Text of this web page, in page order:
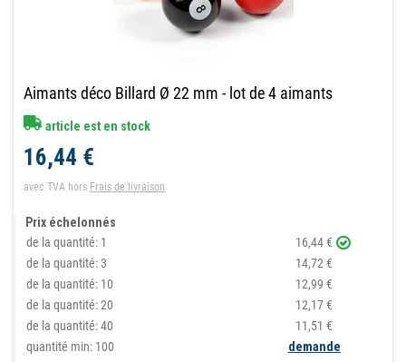
Aimants déco Billard Ø 22 mm - lot de 4 aimants
article est en stock
16,44 €
avec TVA hors Frais de livraison
Prix échelonnés
de la quantité: 1
16,44 €
de la quantité:3
14,72 €
de la quantité: 10
12,99 €
de la quantité:20
12,17 €
de la quantité:40
11,51 €
quantité min: 100
demande